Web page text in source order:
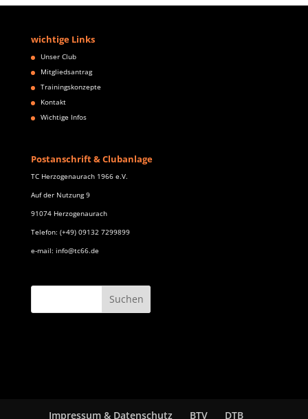
wichtige Links
Unser Club
Mitgliedsantrag
Trainingskonzepte
Kontakt
Wichtige Infos
Postanschrift & Clubanlage
TC Herzogenaurach 1966 e.V.
Auf der Nutzung 9
91074 Herzogenaurach
Telefon: (+49) 09132 7299899
e-mail: info@tc66.de
Impressum & Datenschutz BTV DTB